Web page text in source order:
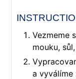
Vezmeme
mouku,
a vyválíme